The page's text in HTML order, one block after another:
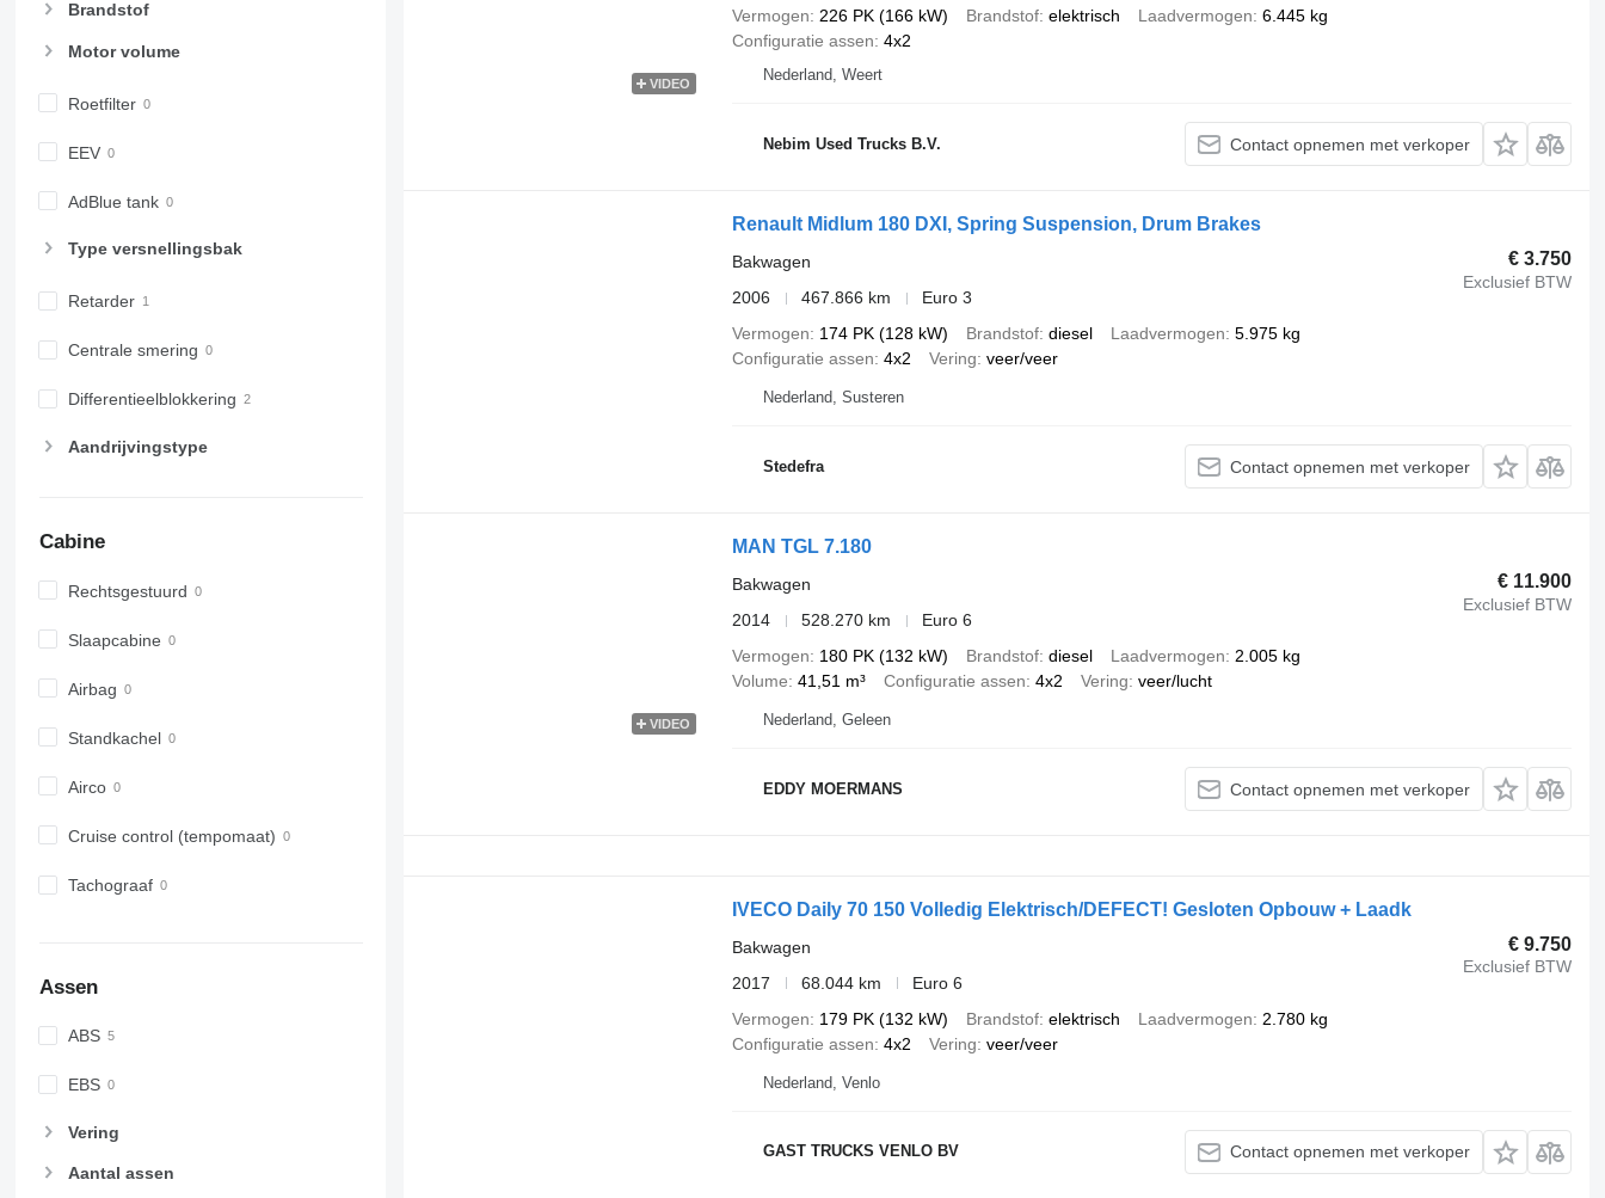
Brandstof
Motor volume
Roetfilter
EEV
AdBlue tank
Type versnellingsbak
Retarder
Centrale smering
Differentieelblokkering
Aandrijvingstype
Cabine
Rechtsgestuurd
Slaapcabine
Airbag
Standkachel
Airco
Cruise control (tempomaat)
Tachograaf
Assen
ABS
EBS
Vering
Aantal assen
VIDEO
Vermogen
226 PK (166 kW) Brandstof elektrisch Laadvermogen 6.445 kg
Configuratie assen 4x2
Nederland, Weert
Nebim Used Trucks B.V. Contact opnemen met verkoper
Renault Midlum 180 DXI, Spring Suspension, Drum Brakes
€ 3.750
Exclusief BTW
Bakwagen
2006
467.866 km
Euro 3
Vermogen
174 PK (128 kW) Brandstof diesel Laadvermogen 5.975 kg
Configuratie assen 4x2 Vering veer/veer
Nederland, Susteren
Stedefra Contact opnemen met verkoper
VIDEO
MAN TGL 7.180
€ 11.900
Exclusief BTW
Bakwagen
2014
528.270 km
Euro 6
Vermogen
180 PK (132 kW) Brandstof diesel Laadvermogen
2.005 kg
Volume 41,51 m³ Configuratie assen 4x2 Vering veer/lucht
Nederland, Geleen
EDDY MOERMANS Contact opnemen met verkoper
IVECO Daily 70 150 Volledig Elektrisch/DEFECT! Gesloten Opbouw + Laadk
€ 9.750
Exclusief BTW
Bakwagen
2017
68.044 km
Euro 6
Vermogen
179 PK (132 kW) Brandstof elektrisch Laadvermogen
2.780 kg
Configuratie assen 4x2 Vering veer/veer
Nederland, Venlo
GAST TRUCKS VENLO BV Contact opnemen met verkoper